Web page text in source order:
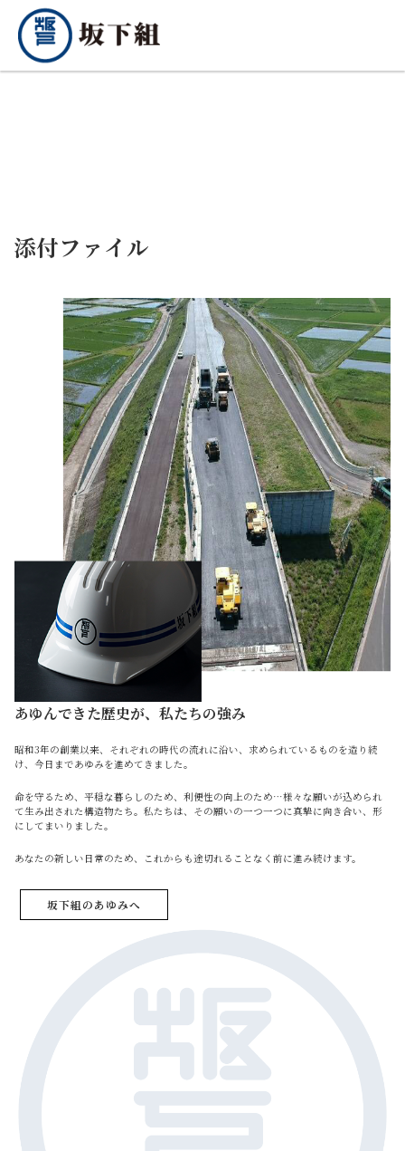
添付ファイル
あゆんできた歴史が、私たちの強み
昭和3年の創業以来、それぞれの時代の流れに沿い、求められているものを造り続
け、今日まであゆみを進めてきました。
命を守るため、平穏な暮らしのため、利便性の向上のため…様々な願いが込められ
て生み出された構造物たち。私たちは、その願いの一つ一つに真摯に向き合い、形
にしてまいりました。
あなたの新しい日常のため、これからも途切れることなく前に進み続けます。
坂下組のあゆみへ